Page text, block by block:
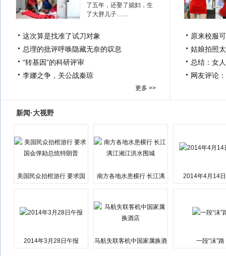
了五年，还娶了媳妇，生
了大胖儿子……
这次算是找准了试刀对象
总理的批评呼唤隐藏无奈的叹息
“转基因”的科研评审
李娜之争，关公战秦琼
更多 >>
原来校服
姑娘拍照
总结：女
网友评论
新闻·大视野
美国民众抬棺游行 要求国
南方各地水患横行 长江漓
2014年4月14
2014年3月28日午报
马航失联客机中国家属换酒
一段“沫”路